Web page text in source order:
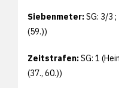
Siebenmeter:SG: 3/3
(59.))
Zeitstrafen:SG: 1
(37., 60.))